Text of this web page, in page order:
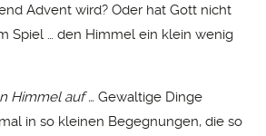
Advent wird? Oder hat Gott nicht
Spiel … den Himmel ein klein wenig
Himmel auf … Gewaltige Dinge
in so kleinen Begegnungen, die so